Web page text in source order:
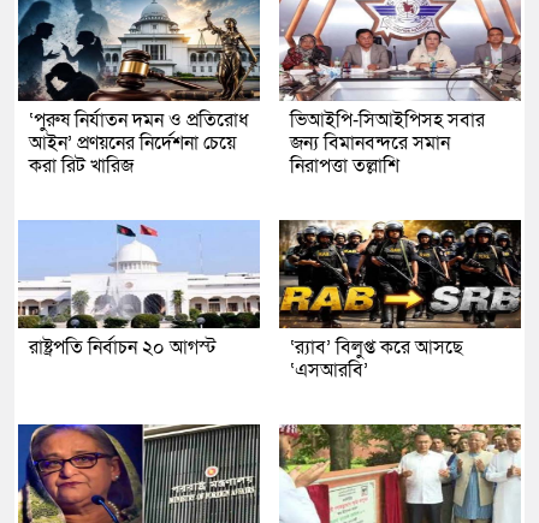
‘পুরুষ নির্যাতন দমন ও প্রতিরোধ
আইন’ প্রণয়নের নির্দেশনা চেয়ে
করা রিট খারিজ
ভিআইপি-সিআইপিসহ সবার
জন্য বিমানবন্দরে সমান
নিরাপত্তা তল্লাশি
রাষ্ট্রপতি নির্বাচন ২০ আগস্ট
‘র‍্যাব’ বিলুপ্ত করে আসছে
‘এসআরবি’